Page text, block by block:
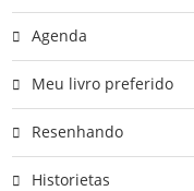
Agenda
Meu livro preferido
Resenhando
Historietas